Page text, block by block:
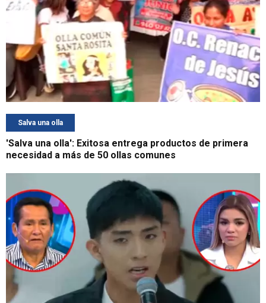
Salva una olla
'Salva una olla': Exitosa entrega productos de primera
necesidad a más de 50 ollas comunes